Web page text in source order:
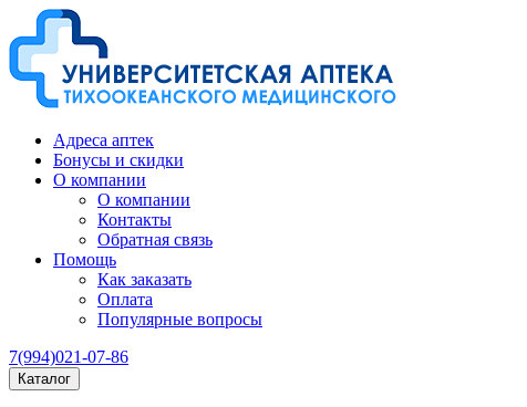
Адреса аптек
Бонусы и скидки
О компании
О компании
Контакты
Обратная связь
Помощь
Как заказать
Оплата
Популярные вопросы
7(994)021-07-86
Каталог